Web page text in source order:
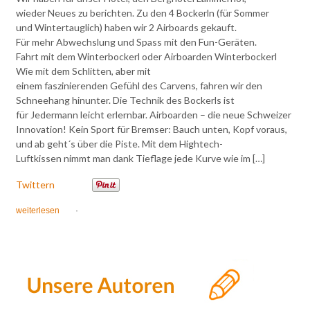
wieder Neues zu berichten. Zu den 4 Bockerln (für Sommer
und Wintertauglich) haben wir 2 Airboards gekauft.
Für mehr Abwechslung und Spass mit den Fun-Geräten.
Fahrt mit dem Winterbockerl oder Airboarden Winterbockerl
Wie mit dem Schlitten, aber mit
einem faszinierenden Gefühl des Carvens, fahren wir den
Schneehang hinunter. Die Technik des Bockerls ist
für Jedermann leicht erlernbar. Airboarden – die neue Schweizer
Innovation! Kein Sport für Bremser: Bauch unten, Kopf voraus,
und ab geht´s über die Piste. Mit dem Hightech-
Luftkissen nimmt man dank Tieflage jede Kurve wie im […]
Twittern
weiterlesen ·